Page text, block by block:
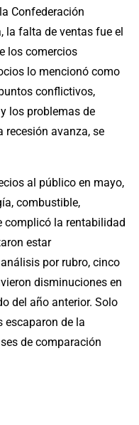
Confederación
la falta de ventas fue el
los comercios
lo mencionó como
conflictivos,
los problemas de
recesión avanza, se
al público en mayo,
combustible,
complicó la rentabilidad
estar
por rubro, cinco
disminuciones en
del año anterior. Solo
escaparon de la
de comparación